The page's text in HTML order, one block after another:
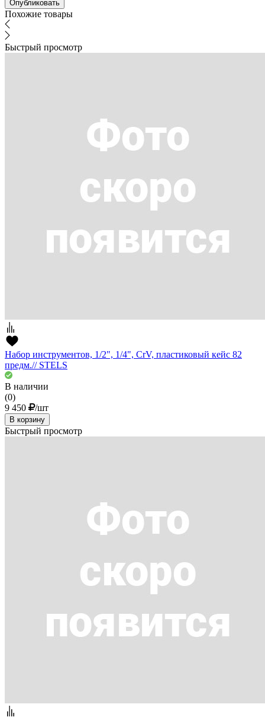
Похожие товары
Быстрый просмотр
Набор инструментов, 1/2", 1/4", CrV, пластиковый кейс 82
предм.// STELS
В наличии
(0)
9 450
/шт
В корзину
Быстрый просмотр